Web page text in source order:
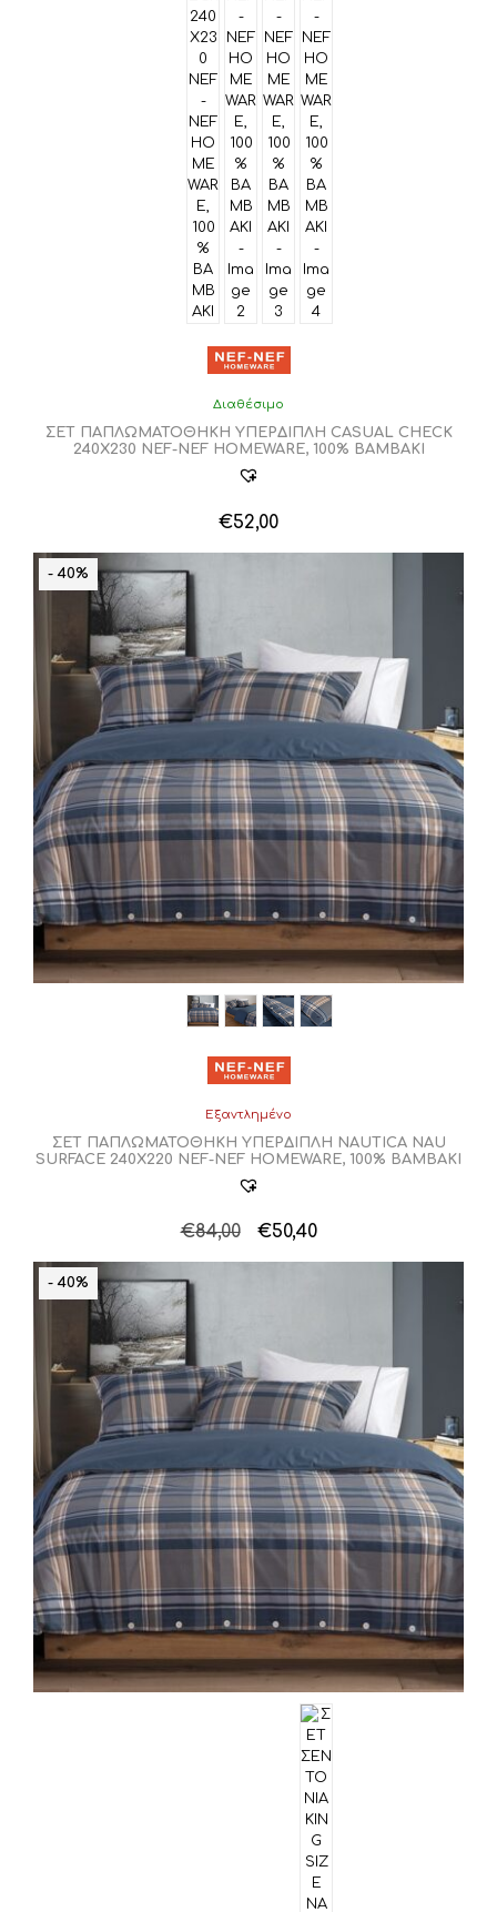
Διαθέσιμο
ΣΕΤ ΠΑΠΛΩΜΑΤΟΘΗΚΗ ΥΠΕΡΔΙΠΛΗ CASUAL CHECK
240Χ230 NEF-NEF HOMEWARE, 100% ΒΑΜΒΑΚΙ
€52,00
παραλλαγές.
Οι
επιλογές
μπορούν
επιλεγούν
στη
σελίδα
του
προϊόντος
- 40%
Εξαντλημένο
ΣΕΤ ΠΑΠΛΩΜΑΤΟΘΗΚΗ ΥΠΕΡΔΙΠΛΗ NAUTICA NAU
SURFACE 240X220 NEF-NEF HOMEWARE, 100% ΒΑΜΒΑΚΙ
€84,00
Original
price
€50,40Η
τρέχουσα
- 40%